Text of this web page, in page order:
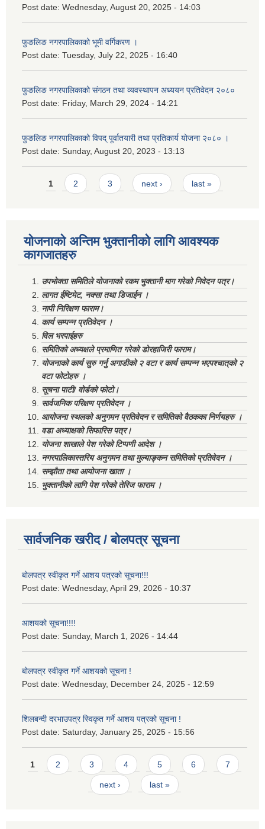
Post date: Wednesday, August 20, 2025 - 14:03
फुङलिङ नगरपालिकाको भूमी वर्गिकरण ।
Post date: Tuesday, July 22, 2025 - 16:40
फुङलिङ नगरपालिकाको संगठन तथा व्यवस्थापन अध्ययन प्रतिवेदन २०८०
Post date: Friday, March 29, 2024 - 14:21
फुङलिङ नगरपालिकाको विपद् पूर्वातयारी तथा प्रतिकार्य योजना २०८० ।
Post date: Sunday, August 20, 2023 - 13:13
Pages
1 2 3 next › last »
योजनाको अन्तिम भुक्तानीको लागि आवश्यक
कागजातहरु
उपभोक्ता समितिले योजनाको रकम भुक्तानी माग गरेको निवेदन पत्र।
लागत ईष्टिमेट, नक्सा तथा डिजाईन ।
नापी निरिक्षण फाराम।
कार्य सम्पन्न प्रतिवेदन ।
विल भरपाईहरु
समितिको अध्यक्षले प्रमाणित गरेको डोरहाजिरी फाराम।
योजनाको कार्य सुरु गर्नु अगाडीको २ वटा र कार्य सम्पन्न भएपश्चात्‌को २
वटा फोटोहरु ।
सूचना पाटी/ वोर्डको फोटो।
सार्वजनिक परिक्षण प्रतिवेदन ।
आयोजना स्थलको अनुगमन प्रतिवेदन र समितिको वैठकका निर्णयहरु ।
वडा अध्याक्षको सिफारिस पत्र।
योजना शाखाले पेश गरेको टिप्पणी आदेश ।
नगरपालिकास्तरिय अनुगमन तथा मुल्याङ्कन समितिको प्रतिवेदन ।
सम्झौता तथा आयोजना खाता ।
भुक्तानीको लागि पेश गरेको तेरिज फाराम ।
सार्वजनिक खरीद / बोलपत्र सूचना
बोलपत्र स्वीकृत गर्ने आशय पत्रको सूचना!!!
Post date: Wednesday, April 29, 2026 - 10:37
आशयको सूचना!!!!
Post date: Sunday, March 1, 2026 - 14:44
बोलपत्र स्वीकृत गर्ने आशयको सूचना !
Post date: Wednesday, December 24, 2025 - 12:59
शिलबन्दी दरभाउपत्र स्विकृत गर्ने आशय पत्रको सूचना !
Post date: Saturday, January 25, 2025 - 15:56
Pages
1 2 3 4 5 6 7
next › last »